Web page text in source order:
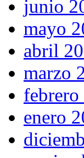
junio
mayo
abril
marzo
enero